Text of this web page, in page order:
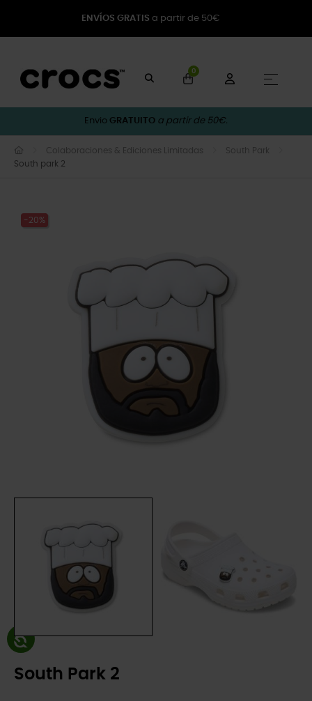
ENVÍOS GRATIS a partir de 50€
0
☰
Envio GRATUITO a partir de 50€.
Colaboraciones & Ediciones Limitadas
South Park
South park 2
-20%
South Park 2